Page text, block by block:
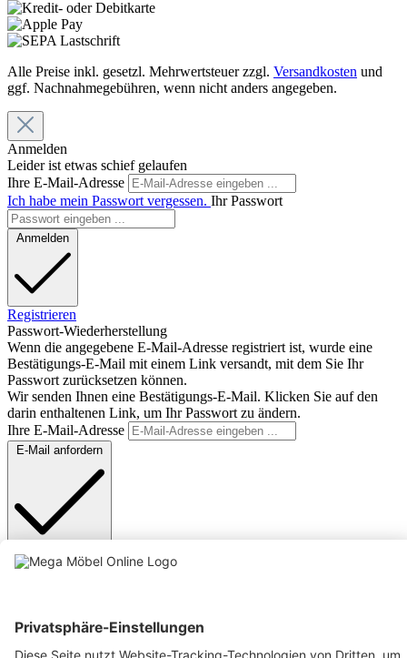
Alle Preise inkl. gesetzl. Mehrwertsteuer zzgl. Versandkosten und
ggf. Nachnahmegebühren, wenn nicht anders angegeben.
Anmelden
Leider ist etwas schief gelaufen
Ihre E-Mail-Adresse
Ich habe mein Passwort vergessen. Ihr Passwort
Anmelden
Registrieren
Passwort-Wiederherstellung
Wenn die angegebene E-Mail-Adresse registriert ist, wurde eine
Bestätigungs-E-Mail mit einem Link versandt, mit dem Sie Ihr
Passwort zurücksetzen können.
Wir senden Ihnen eine Bestätigungs-E-Mail. Klicken Sie auf den
darin enthaltenen Link, um Ihr Passwort zu ändern.
Ihre E-Mail-Adresse
E-Mail anfordern
Anmelden
Links unterstreichen
Gut lesbare Schrift
Animationen stoppen
Überschriften hervorheben